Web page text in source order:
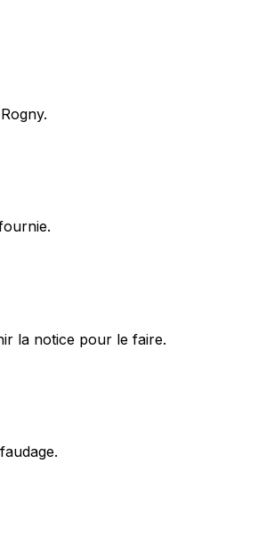
la notice pour le faire.